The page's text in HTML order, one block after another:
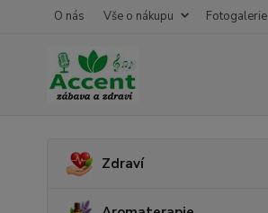
O nás Vše o nákupu Fotogalerie
Zdraví